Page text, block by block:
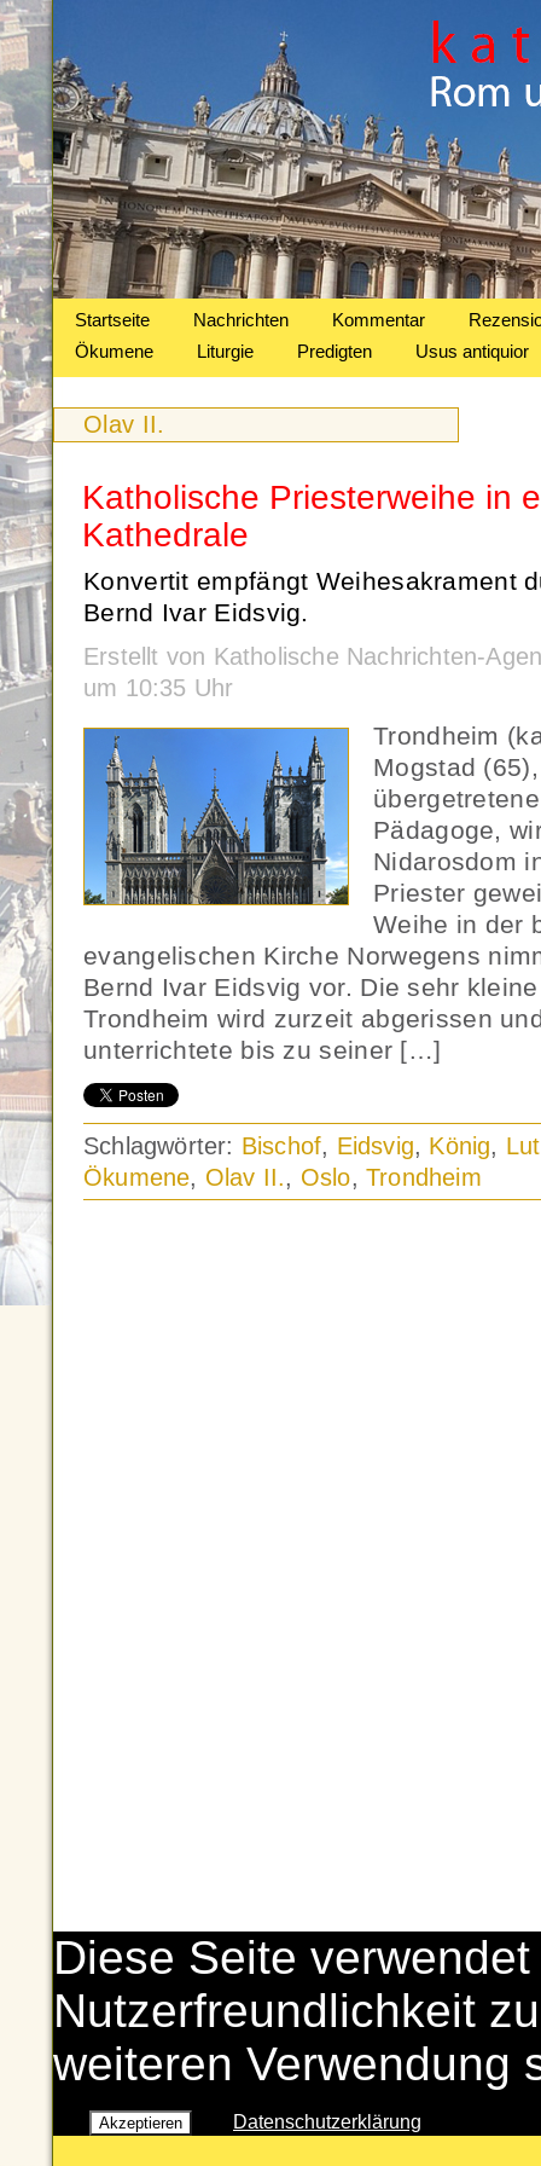
Startseite Nachrichten Kommentar
Ökumene
Liturgie Predigten Usus antiquior
Olav II.
Katholische Priesterweihe in
Kathedrale
Konvertit empfängt Weihesakrament
Bernd Ivar Eidsvig.
Erstellt von Katholische Nachrichten-
um 10:35 Uhr
Trondheim
Mogstad
Pädagoge,
Nidarosdom
Priester
Weihe in der
evangelischen Kirche Norwegens
Bernd Ivar Eidsvig vor. Die sehr
Trondheim wird zurzeit abgerissen
unterrichtete bis zu seiner […]
Schlagwörter: Bischof, Eidsvig, König,
Ökumene, Olav II., Oslo,Trondheim
Diese Seite
Nutzerfreundlichkeit
weiteren Verwendung
Akzeptieren Datenschutzerklärung